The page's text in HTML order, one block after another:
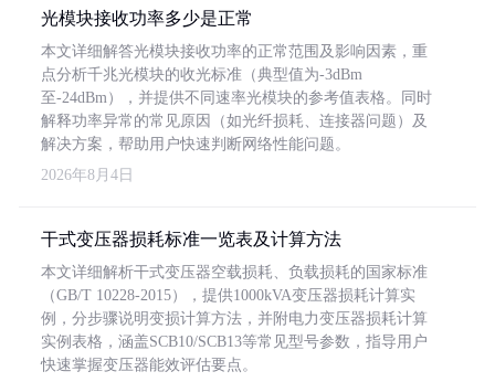
光模块接收功率多少是正常
本文详细解答光模块接收功率的正常范围及影响因素，重
点分析千兆光模块的收光标准（典型值为-3dBm
至-24dBm），并提供不同速率光模块的参考值表格。同时
解释功率异常的常见原因（如光纤损耗、连接器问题）及
解决方案，帮助用户快速判断网络性能问题。
2026年8月4日
干式变压器损耗标准一览表及计算方法
本文详细解析干式变压器空载损耗、负载损耗的国家标准
（GB/T 10228-2015），提供1000kVA变压器损耗计算实
例，分步骤说明变损计算方法，并附电力变压器损耗计算
实例表格，涵盖SCB10/SCB13等常见型号参数，指导用户
快速掌握变压器能效评估要点。